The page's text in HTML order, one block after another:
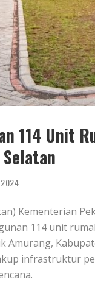
114 Unit
Kementerian
114 unit
Amurang,
infrastruktur